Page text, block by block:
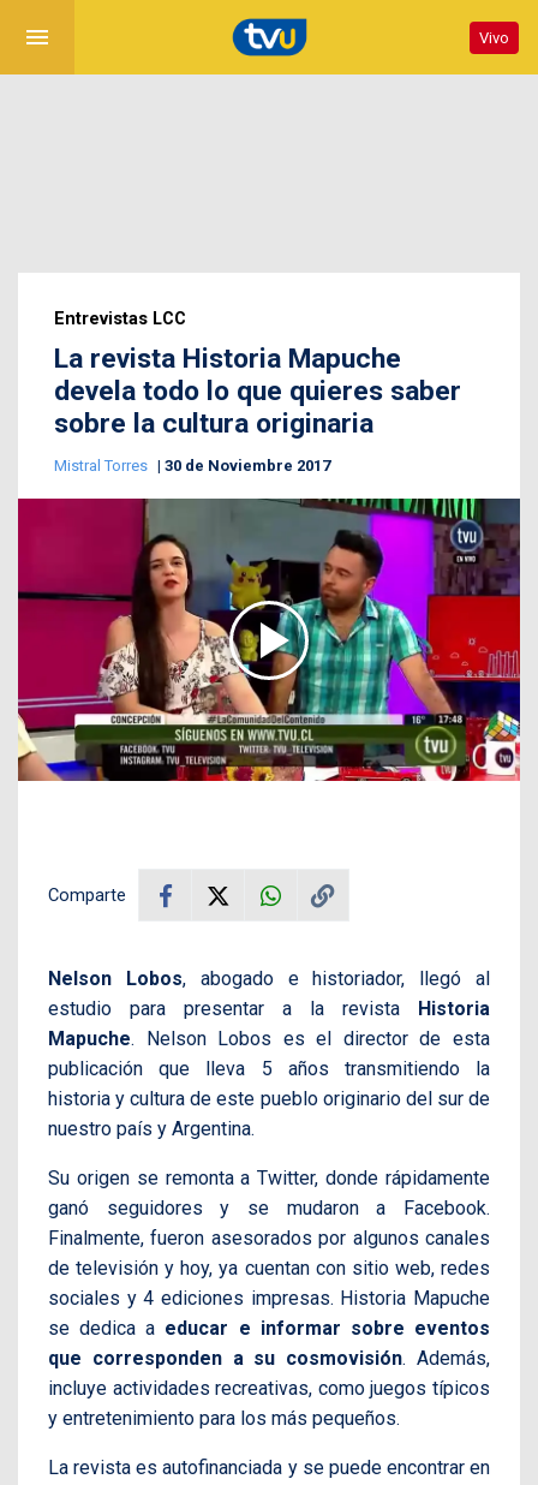
menu Vivo
Entrevistas LCC
La revista Historia Mapuche
devela todo lo que quieres saber
sobre la cultura originaria
Mistral Torres 30 de Noviembre 2017
Comparte
Nelson Lobos, abogado e historiador, llegó al
estudio para presentar a la revista Historia
Mapuche. Nelson Lobos es el director de esta
publicación que lleva 5 años transmitiendo la
historia y cultura de este pueblo originario del sur de
nuestro país y Argentina.
Su origen se remonta a Twitter, donde rápidamente
ganó seguidores y se mudaron a Facebook.
Finalmente, fueron asesorados por algunos canales
de televisión y hoy, ya cuentan con sitio web, redes
sociales y 4 ediciones impresas. Historia Mapuche
se dedica a educar e informar sobre eventos
que corresponden a su cosmovisión. Además,
incluye actividades recreativas, como juegos típicos
y entretenimiento para los más pequeños.
La revista es autofinanciada y se puede encontrar en